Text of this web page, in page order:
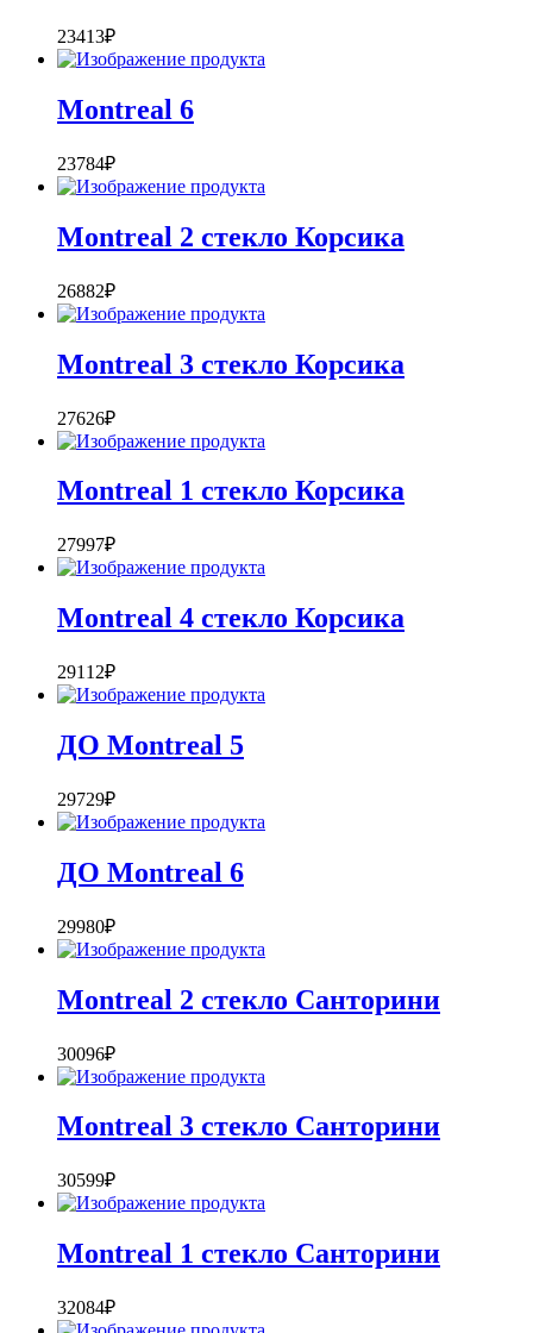
23413₽
Montreal 6
23784₽
Montreal 2 стекло Корсика
26882₽
Montreal 3 стекло Корсика
27626₽
Montreal 1 стекло Корсика
27997₽
Montreal 4 стекло Корсика
29112₽
ДО Montreal 5
29729₽
ДО Montreal 6
29980₽
Montreal 2 стекло Санторини
30096₽
Montreal 3 стекло Санторини
30599₽
Montreal 1 стекло Санторини
32084₽